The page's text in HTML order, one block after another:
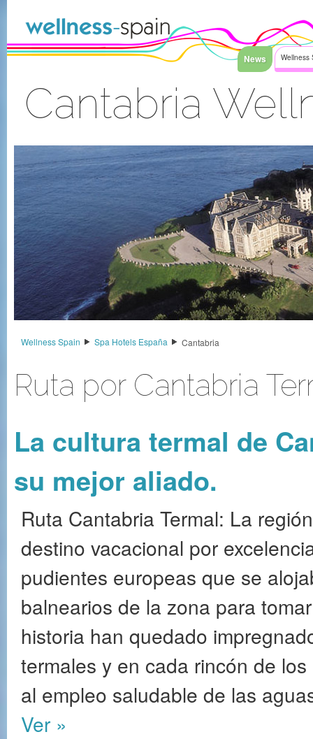
News Wellness
Cantabria
Wellness Spain Spa Hotels España Cantabria
Ruta por Cantabria
La cultura termal de
su mejor aliado.
Ruta Cantabria Termal: La
destino vacacional por
pudientes europeas que se
balnearios de la zona para
historia han quedado
termales y en cada rincón de
al empleo saludable de las
Ver »